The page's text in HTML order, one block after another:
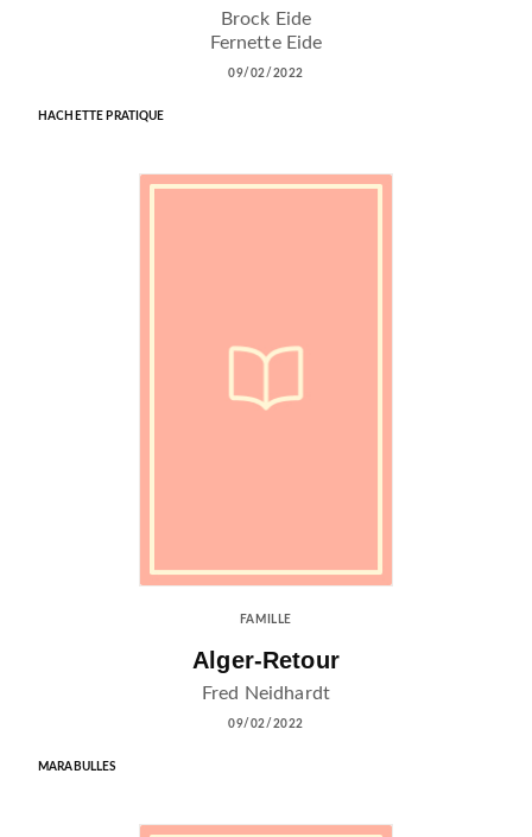
Brock Eide
Fernette Eide
09/02/2022
HACHETTE PRATIQUE
FAMILLE
Alger-Retour
Fred Neidhardt
09/02/2022
MARABULLES